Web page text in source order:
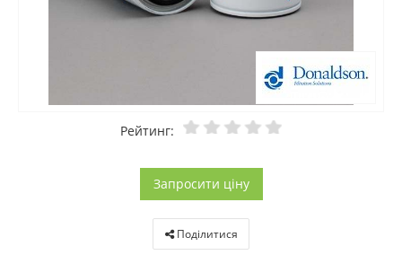
Рейтинг:
Запросити ціну
Поділитися